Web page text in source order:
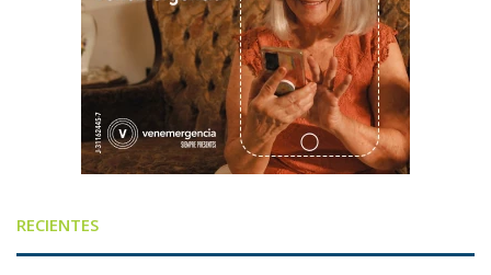
RECIENTES